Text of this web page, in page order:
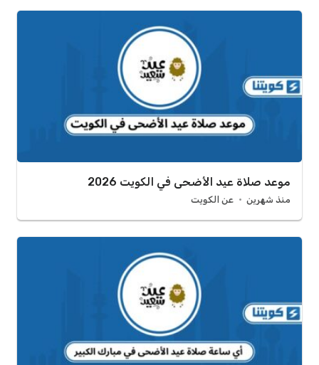
موعد صلاة عيد الأضحى في الكويت 2026
منذ شهرين عن الكويت